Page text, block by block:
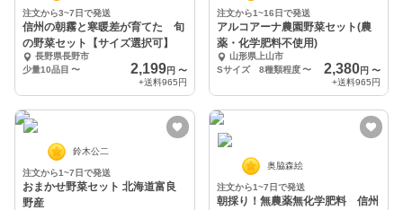
注文から3~7日で発送
信州の朝霧と寒暖差が育てた 旬
の野菜セット【サイズ選択可】
長野県長野市
少量10品目 〜 2,199円 〜
+送料965円
注文から1~16日で発送
アルコアーナ農園野菜セット(農
薬・化学肥料不使用)
山形県上山市
Sサイズ 8種類程度 〜 2,380円 〜
+送料965円
鈴木公二
注文から1~7日で発送
おまかせ野菜セット 北海道富良
野産
奥脇森絵
注文から1~7日で発送
朝採り！無農薬無化学肥料 信州